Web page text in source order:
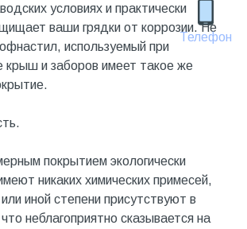
Телефон
условиях и практически
ваши грядки от коррозии. Не
используемый при
крыш и заборов имеет такое же
покрытием экологически
никаких химических примесей,
иной степени присутствуют в
неблагоприятно сказывается на